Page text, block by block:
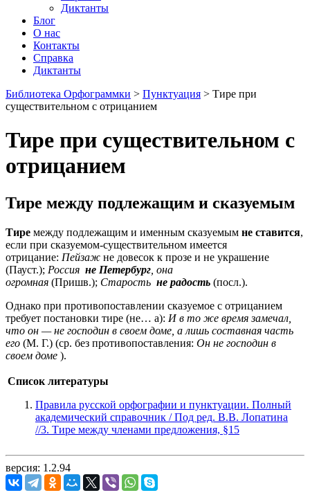
Диктанты
Блог
О нас
Контакты
Справка
Диктанты
Библиотека Орфограммки > Пунктуация > Тире при
существительном с отрицанием
Тире при существительном с
отрицанием
Тире между подлежащим и сказуемым
Тире между подлежащим и именным сказуемым не ставится,
если при сказуемом-существительном имеется
отрицание: Пейзаж не довесок к прозе и не украшение
(Пауст.); Россия не Петербург , она
огромная (Пришв.); Старость не радость (посл.).
Однако при противопоставлении сказуемое с отрицанием
требует постановки тире (не… а): И в то же время замечал,
что он — не господин в своем доме, а лишь составная часть
его (М. Г.) (ср. без противопоставления: Он не господин в
своем доме ).
Список литературы
Правила русской орфографии и пунктуации. Полный
академический справочник / Под ред. В.В. Лопатина
//3. Тире между членами предложения, §15
версия: 1.2.94